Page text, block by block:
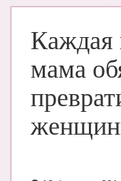
НОВОРОЖДЕННЫЙ
РАЗВИТИЕ
ВОПРОС-ОТВЕТ
ЧАТ
Каждая
мама